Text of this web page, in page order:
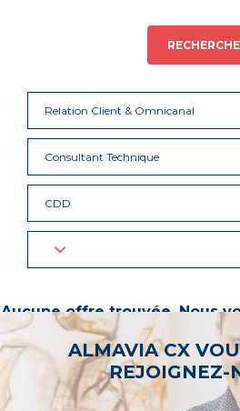
Relation Client & Omnicanal
Consultant Technique
CDD
Aucune offre trouvée. Nous
d’autres mots-clés ou à
ALMAVIA CX
REJOIGNEZ-